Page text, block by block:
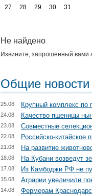
27
28 29 30 31
Не найдено
Извините, запрошенный вами
Общие новости
Крупный комплекс по
25.08
Качество пшеницы
24.08
Совместные
23.08
Российско-китайское
22.08
На развитие
21.08
На Кубани возведут
18.08
Из Камбоджи РФ не
17.08
Аграрии увеличили
15.08
Фермерам
14.08